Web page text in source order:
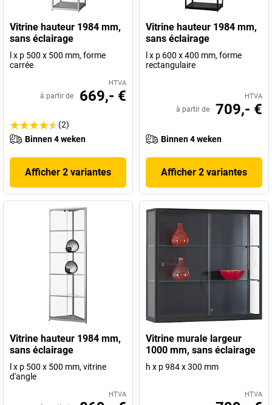
Vitrine hauteur 1984 mm,
sans éclairage
l x p 500 x 500 mm, forme
carrée
HTVA
à partir de 669,- €
(2)
Binnen 4 weken
Afficher 2 variantes
Vitrine hauteur 1984 mm,
sans éclairage
l x p 600 x 400 mm, forme
rectangulaire
HTVA
à partir de 709,- €
Binnen 4 weken
Afficher 2 variantes
Vitrine hauteur 1984 mm,
sans éclairage
l x p 500 x 500 mm, vitrine
d'angle
HTVA
Vitrine murale largeur
1000 mm, sans éclairage
h x p 984 x 300 mm
HTVA